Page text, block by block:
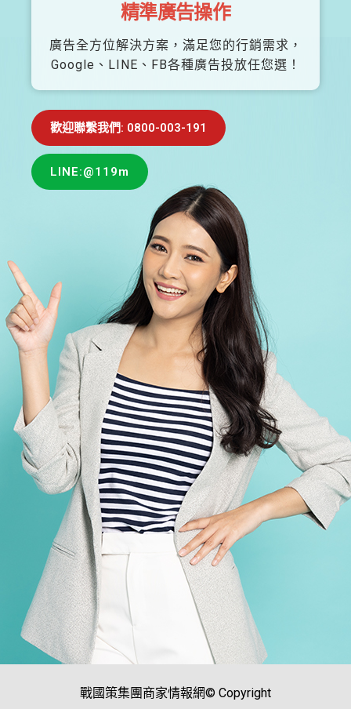
精準廣告操作
廣告全方位解決方案，滿足您的行銷需求，
Google、LINE、FB各種廣告投放任您選！
歡迎聯繫我們: 0800-003-191
LINE:@119m
戰國策集團商家情報網© Copyright